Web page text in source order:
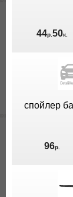
44р.50к.
спойлер
96р.